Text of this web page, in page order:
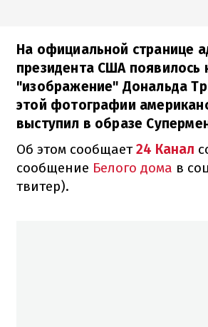
На официальной странице
президента США появилось
"изображение" Дональда
этой фотографии
выступил в образе
Об этом сообщает24 Канал
сообщение Белого дома в
твитер).